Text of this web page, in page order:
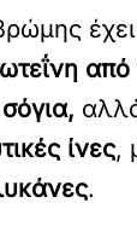
ίνες,
.